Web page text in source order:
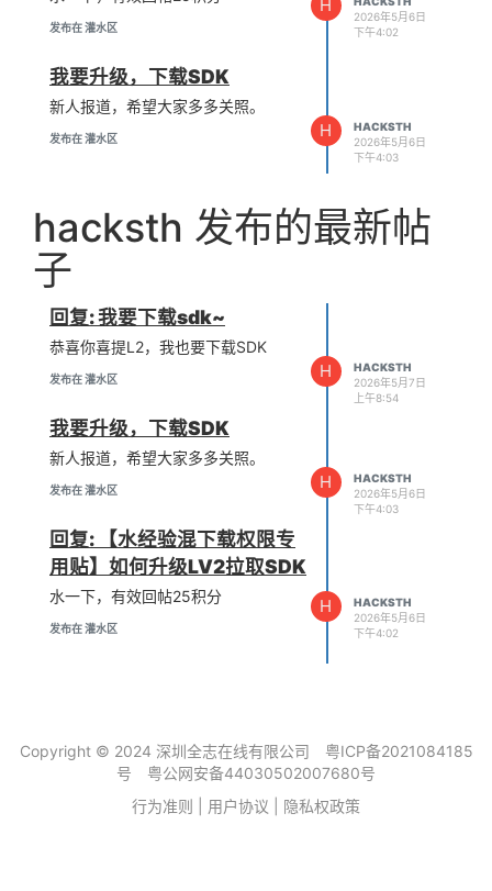
发布在 灌水区
H
2026年5月6日
下午4:02
我要升级，下载SDK
新人报道，希望大家多多关照。
发布在 灌水区 H
HACKSTH
2026年5月6日
下午4:03
hacksth 发布的最新帖
子
回复: 我要下载sdk~
恭喜你喜提L2，我也要下载SDK
发布在 灌水区 H
HACKSTH
2026年5月7日
上午8:54
我要升级，下载SDK
新人报道，希望大家多多关照。
发布在 灌水区 H
HACKSTH
2026年5月6日
下午4:03
回复: 【水经验混下载权限专
用贴】如何升级LV2拉取SDK
水一下，有效回帖25积分
发布在 灌水区
H
HACKSTH
2026年5月6日
下午4:02
Copyright © 2024 深圳全志在线有限公司
粤ICP备2021084185
号
粤公网安备44030502007680号
行为准则
用户协议 隐私权政策